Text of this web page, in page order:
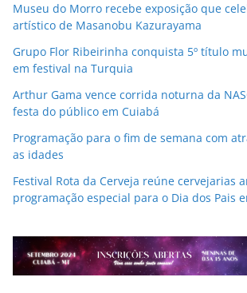
Museu do Morro recebe exposição que
artístico de Masanobu Kazurayama
Grupo Flor Ribeirinha conquista 5º título
em festival na Turquia
Arthur Gama vence corrida noturna da
festa do público em Cuiabá
Programação para o fim de semana com
as idades
Festival Rota da Cerveja reúne cervejarias
programação especial para o Dia dos Pais